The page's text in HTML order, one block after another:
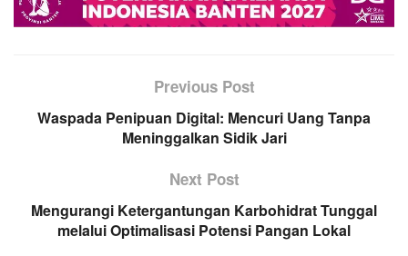
Previous Post
Waspada Penipuan Digital: Mencuri Uang Tanpa
Meninggalkan Sidik Jari
Next Post
Mengurangi Ketergantungan Karbohidrat Tunggal
melalui Optimalisasi Potensi Pangan Lokal